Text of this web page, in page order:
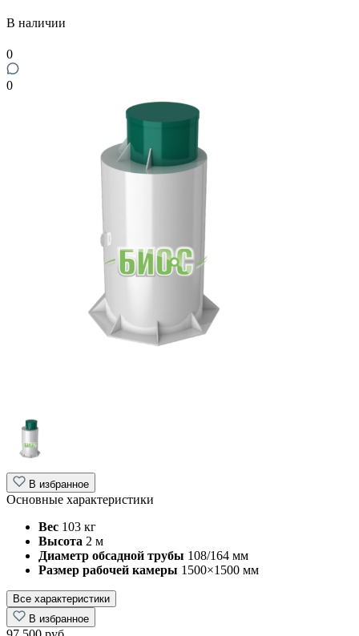
В наличии
0
0
В избранное
Основные характеристики
Вес 103 кг
Высота 2 м
Диаметр обсадной трубы 108/164 мм
Размер рабочей камеры 1500×1500 мм
Все характеристики
В избранное